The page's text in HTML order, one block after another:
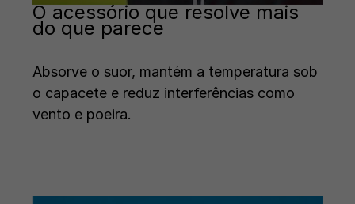
O acessório que resolve mais
do que parece
Absorve o suor, mantém a temperatura sob
o capacete e reduz interferências como
vento e poeira.